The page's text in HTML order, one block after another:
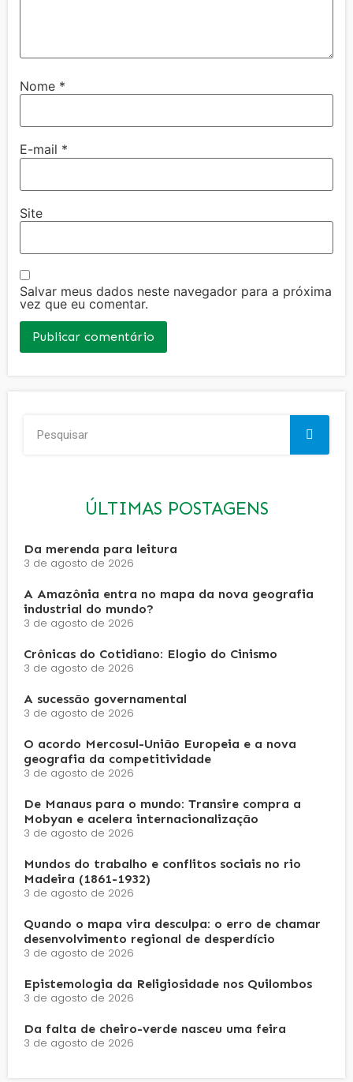
Nome *
E-mail *
Site
Salvar meus dados neste navegador para a próxima
vez que eu comentar.
ÚLTIMAS POSTAGENS
Da merenda para leitura
3 de agosto de 2026
A Amazônia entra no mapa da nova geografia
industrial do mundo?
3 de agosto de 2026
Crônicas do Cotidiano: Elogio do Cinismo
3 de agosto de 2026
A sucessão governamental
3 de agosto de 2026
O acordo Mercosul-União Europeia e a nova
geografia da competitividade
3 de agosto de 2026
De Manaus para o mundo: Transire compra a
Mobyan e acelera internacionalização
3 de agosto de 2026
Mundos do trabalho e conflitos sociais no rio
Madeira (1861-1932)
3 de agosto de 2026
Quando o mapa vira desculpa: o erro de chamar
desenvolvimento regional de desperdício
3 de agosto de 2026
Epistemologia da Religiosidade nos Quilombos
3 de agosto de 2026
Da falta de cheiro-verde nasceu uma feira
3 de agosto de 2026